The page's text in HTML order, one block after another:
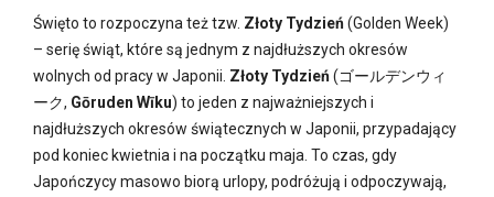
Święto to rozpoczyna też tzw. Złoty Tydzień(Golden Week)
– serię świąt, które są jednym z najdłuższych okresów
wolnych od pracy w Japonii. Złoty Tydzień(ゴールデンウィ
ーク, Gōruden Wīku) to jeden z najważniejszych i
najdłuższych okresów świątecznych w Japonii, przypadający
pod koniec kwietnia i na początku maja. To czas, gdy
Japończycy masowo biorą urlopy, podróżują i odpoczywają,